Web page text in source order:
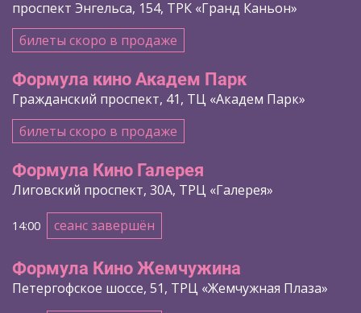
проспект Энгельса, 154, ТРК «Гранд Каньон»
билеты скоро в продаже
Формула кино Академ Парк
Гражданский проспект, 41, ТЦ «Академ Парк»
билеты скоро в продаже
Формула Кино Галерея
Лиговский проспект, 30А, ТРЦ «Галерея»
14:00 сеанс завершён
Формула Кино Жемчужина
Петергофское шоссе, 51, ТРЦ «Жемчужная Плаза»